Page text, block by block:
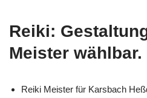
Reiki:
Meister wählbar.
Reiki Meister für Karsbach